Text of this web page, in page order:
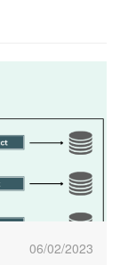
06/02/2023